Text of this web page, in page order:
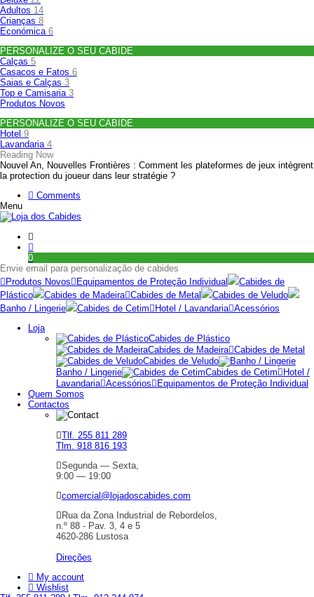
Adultos 14
Crianças 8
Económica 6
PERSONALIZE O SEU CABIDE
Calças 5
Casacos e Fatos 6
Saias e Calças 3
Top e Camisaria 3
Produtos Novos
PERSONALIZE O SEU CABIDE
Hotel 9
Lavandaria 4
Reading Now
Nouvel An, Nouvelles Frontières : Comment les plateformes de jeux intègrent
la protection du joueur dans leur stratégie ?
Comments
Menu
0
Envie email para personalização de cabides
Produtos Novos
Equipamentos de Proteção Individual
Cabides de
Plástico
Cabides de Madeira Cabides de Metal
Cabides de Veludo
Banho / Lingerie
Cabides de Cetim Hotel / Lavandaria Acessórios
Loja
Cabides de Plástico
Cabides de Madeira Cabides de Metal
Cabides de Veludo
Banho / Lingerie
Cabides de Cetim
Hotel /
Lavandaria Acessórios
Equipamentos de Proteção Individual
Quem Somos
Contactos
Tlf. 255 811 289
Tlm. 918 816 193
Segunda — Sexta,
9:00 — 19:00
comercial@lojadoscabides.com
Rua da Zona Industrial de Rebordelos,
n.º 88 - Pav. 3, 4 e 5
4620-286 Lustosa
Direções
My account
Wishlist